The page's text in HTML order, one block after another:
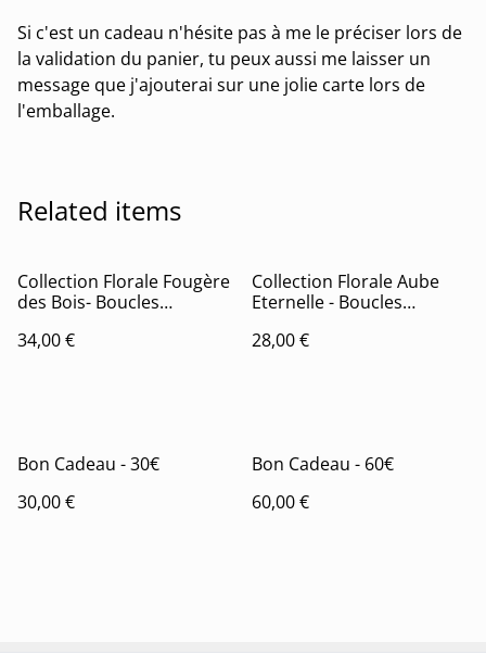
Si c'est un cadeau n'hésite pas à me le préciser lors de
la validation du panier, tu peux aussi me laisser un
message que j'ajouterai sur une jolie carte lors de
l'emballage.
Related items
Collection Florale Fougère
des Bois- Boucles
34,00 €
Collection Florale Aube
Eternelle - Boucles
28,00 €
Bon Cadeau - 30€
30,00 €
Bon Cadeau - 60€
60,00 €